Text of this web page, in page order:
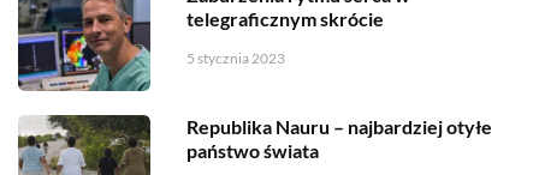
telegraficznym skrócie
5 stycznia 2023
Republika Nauru – najbardziej otyłe
państwo świata